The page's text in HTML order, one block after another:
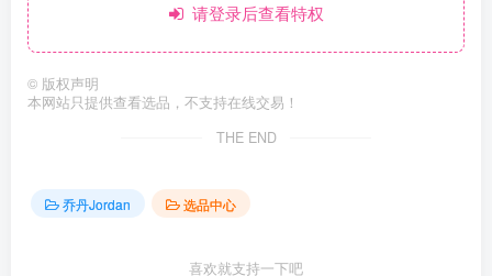
请登录后查看特权
© 版权声明
本网站只提供查看选品，不支持在线交易！
THE END
乔丹Jordan 选品中心
喜欢就支持一下吧